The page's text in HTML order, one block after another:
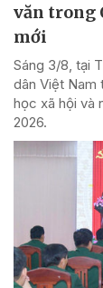
văn trong
mới
Sáng 3/8, tại
dân Việt Nam
học xã hội và
2026.